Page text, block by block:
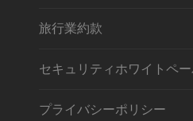
旅行業約款
セキュリティホワイトペ
プライバシーポリシー